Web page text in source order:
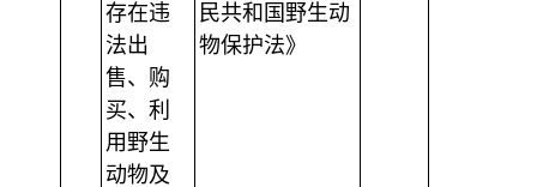
存在违
法出
售、购
买、利
用野生
动物及
民共和国野生动
物保护法》